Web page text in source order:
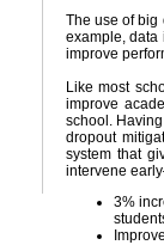
The use of big
example, data
improve
Like most
improve
school.
dropout
system that
intervene
3%